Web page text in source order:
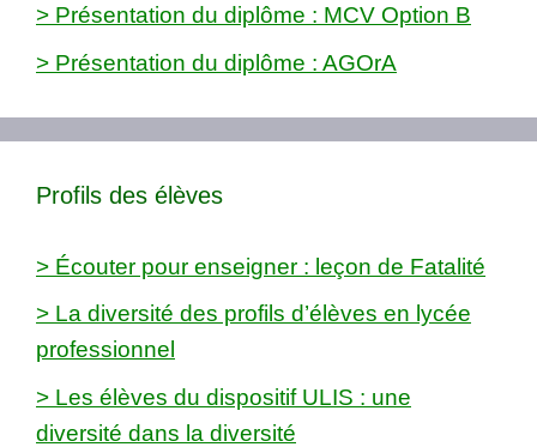
> Présentation du diplôme : MCV Option B
> Présentation du diplôme : AGOrA
Profils des élèves
> Écouter pour enseigner : leçon de Fatalité
> La diversité des profils d’élèves en lycée
professionnel
> Les élèves du dispositif ULIS : une
diversité dans la diversité